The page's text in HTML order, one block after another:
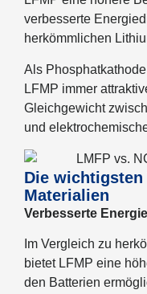
verbesserte
herkömmlichen
Als
LFMP immer
Gleichgewicht
und
Die wichtigsten
Materialien
Verbesserte
Im Vergleich zu
bietet LFMP eine
den Batterien